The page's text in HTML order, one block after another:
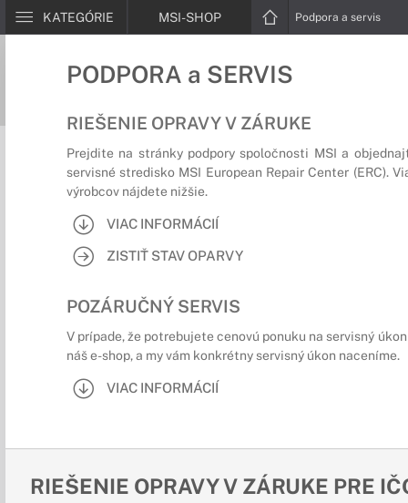
KATEGÓRIE MSI-SHOP Podpora a servis
PODPORA a SERVIS
RIEŠENIE OPRAVY V ZÁRUKE
Prejdite na stránky podpory spoločnosti MSI a
servisné stredisko MSI European Repair Center (ERC).
výrobcov nájdete nižšie.
VIAC INFORMÁCIÍ
ZISTIŤ STAV OPARVY
POZÁRUČNÝ SERVIS
V prípade, že potrebujete cenovú ponuku na servisný
náš e-shop, a my vám konkrétny servisný úkon naceníme.
VIAC INFORMÁCIÍ
RIEŠENIE OPRAVY V ZÁRUKE PRE